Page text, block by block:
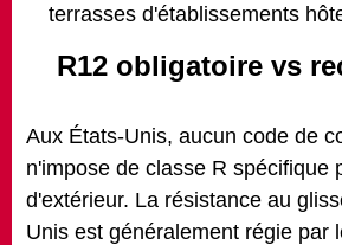
terrasses d'établissements
R12 obligatoire vs
Aux États-Unis, aucun code de
n'impose de classe R spécifique
d'extérieur. La résistance au
Unis est généralement régie par